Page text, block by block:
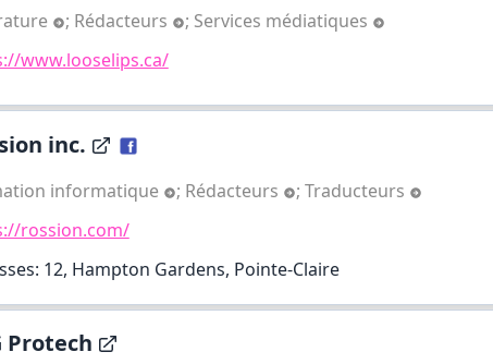
; Rédacteurs ; Services médiatiques
www.looselips.ca/
inc.
informatique ; Rédacteurs ; Traducteurs
rossion.com/
12, Hampton Gardens, Pointe-Claire
Protech